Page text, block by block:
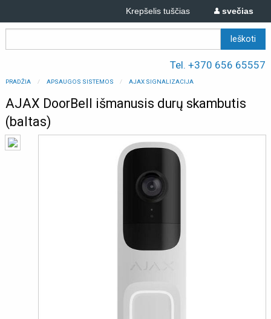
svečias
Krepšelis tuščias
Tel. +370 656 65557
PRADŽIA APSAUGOS SISTEMOS AJAX SIGNALIZACIJA
AJAX DoorBell išmanusis durų skambutis
(baltas)